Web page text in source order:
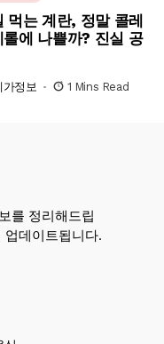
먹는 계란, 정말 콜레
롤에 나쁠까? 진실 공
가정보 1 Mins Read
를 정리해드립
업데이트됩니다.